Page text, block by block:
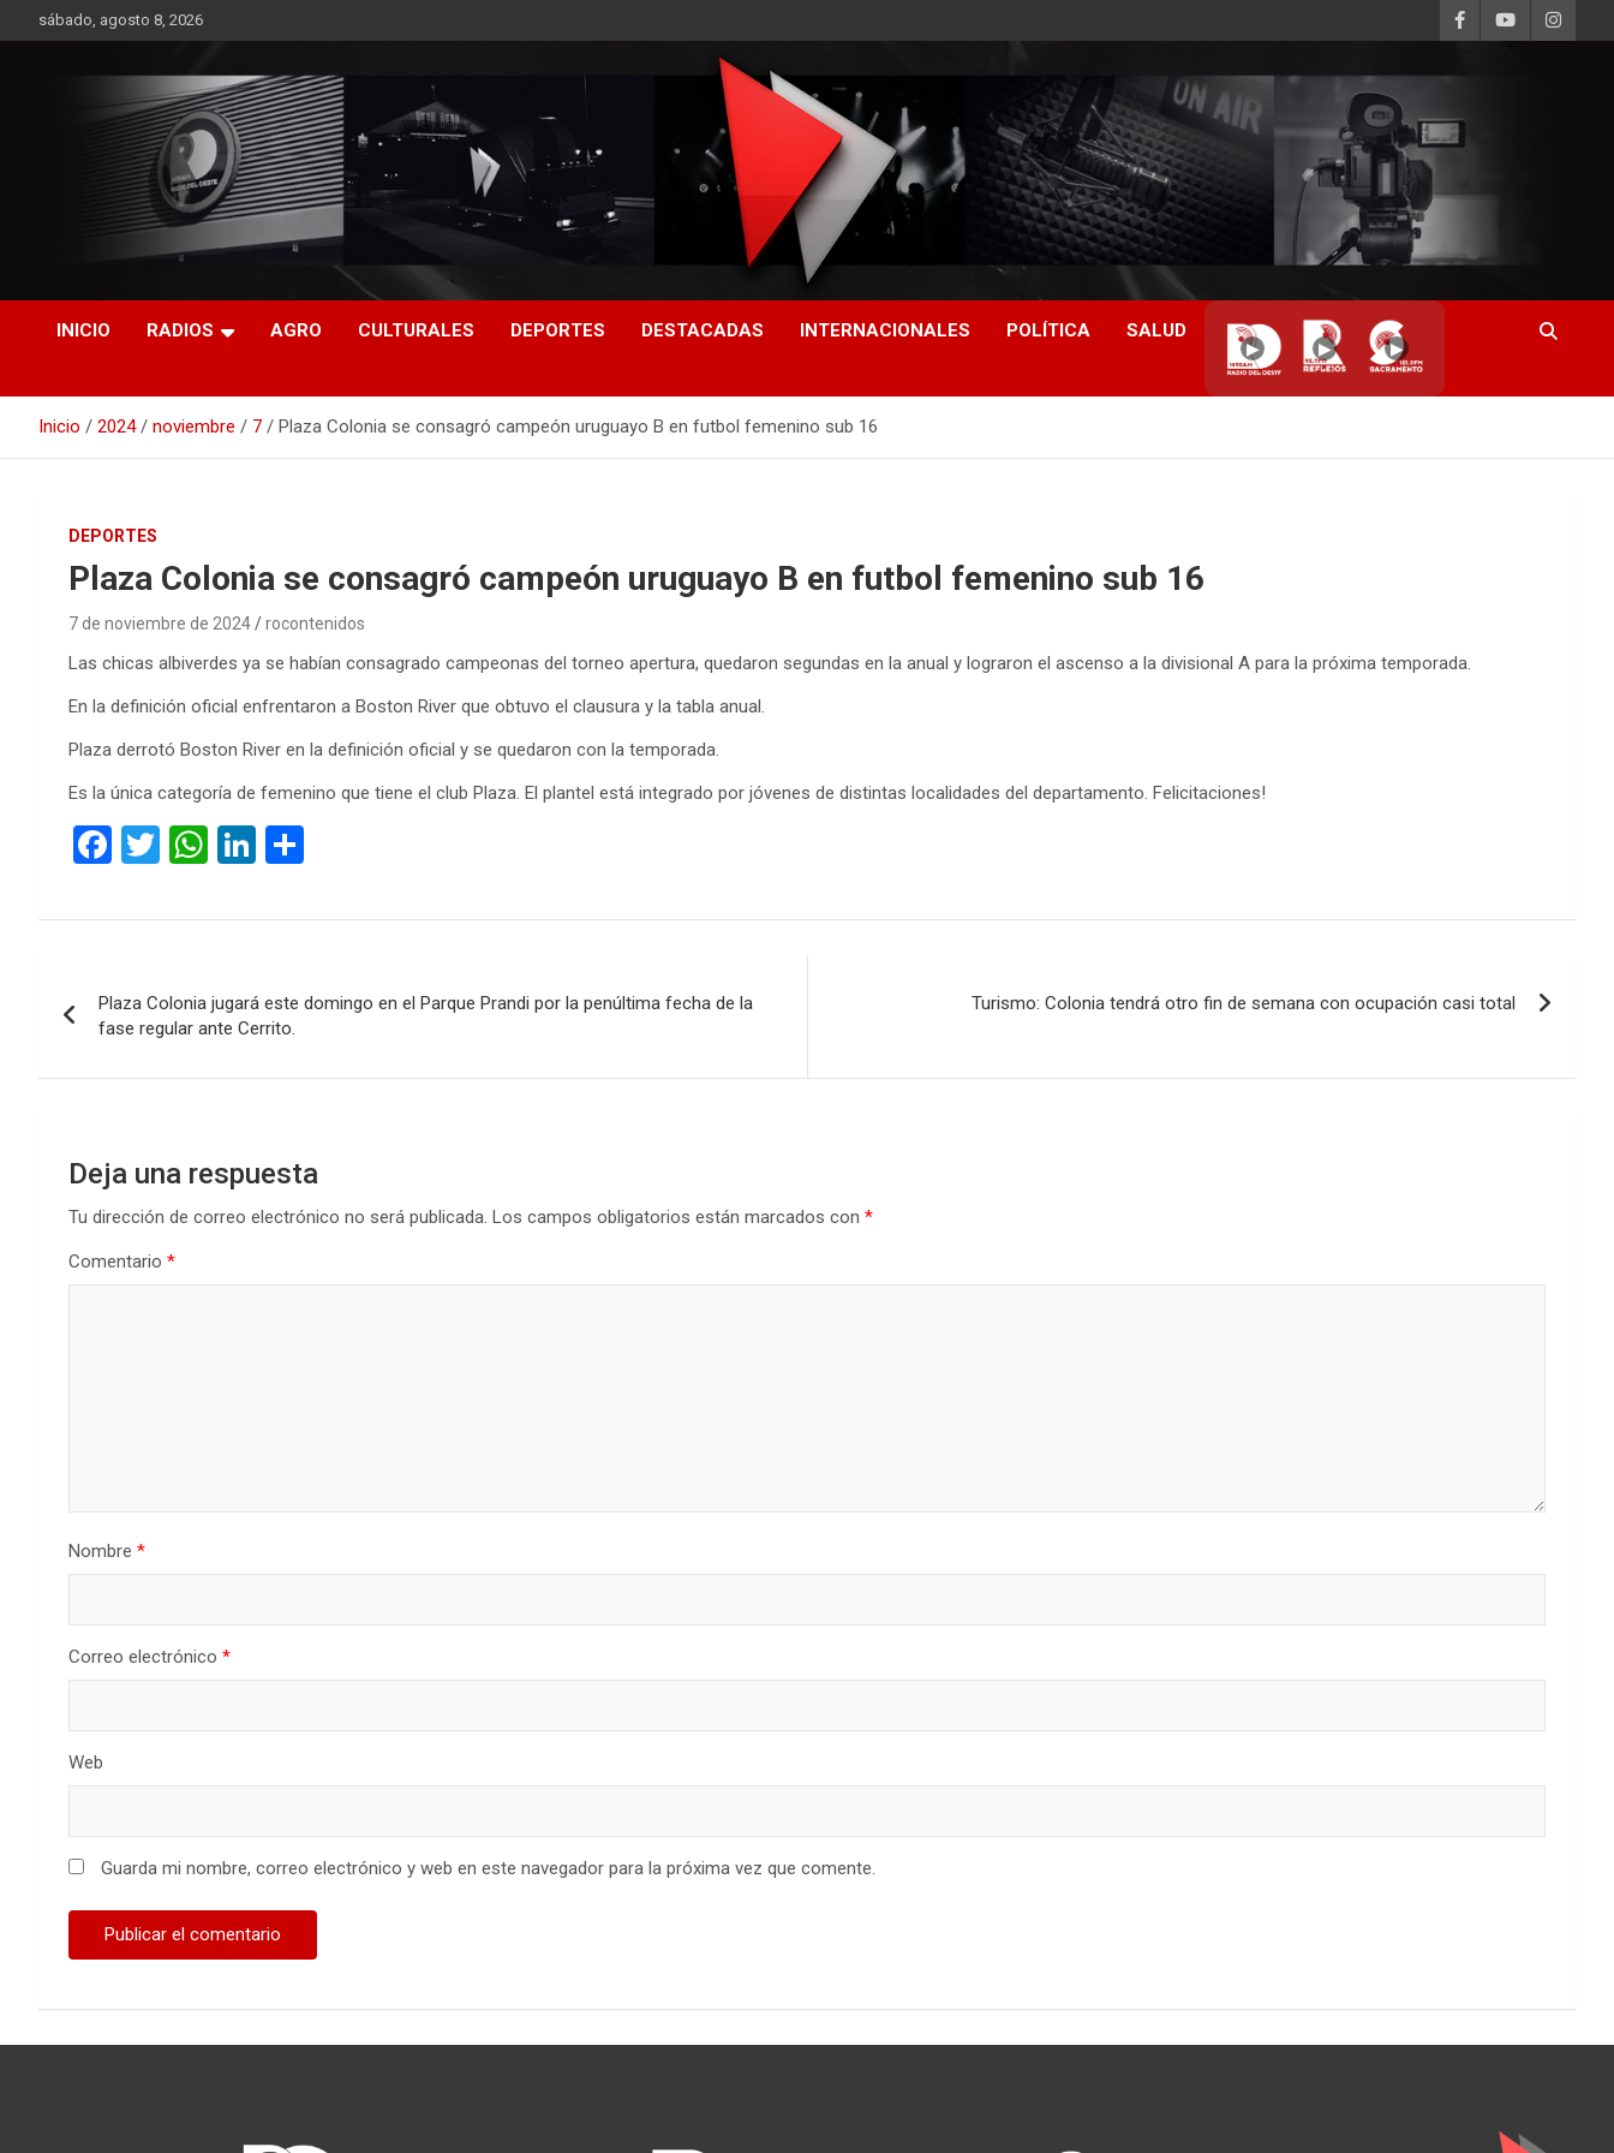
al
sábado, agosto 8, 2026
RO CONTENIDOS
INICIO RADIOS AGRO CULTURALES DEPORTES DESTACADAS INTERNACIONALES POLÍTICA SALUD
▶ ▶ ▶
Inicio 2024 noviembre 7 Plaza Colonia se consagró campeón uruguayo B en futbol femenino sub 16
DEPORTES
Plaza Colonia se consagró campeón uruguayo B en futbol femenino sub 16
7 de noviembre de 2024 rocontenidos
Las chicas albiverdes ya se habían consagrado campeonas del torneo apertura, quedaron segundas en la anual y lograron el ascenso a la divisional A para la próxima temporada.
En la definición oficial enfrentaron a Boston River que obtuvo el clausura y la tabla anual.
Plaza derrotó Boston River en la definición oficial y se quedaron con la temporada.
Es la única categoría de femenino que tiene el club Plaza. El plantel está integrado por jóvenes de distintas localidades del departamento. Felicitaciones!
F
ce
o
o
k
T
tt
W
at
A
p
p
Li
ke
n
m
ar
de
entradas
Plaza Colonia jugará este domingo en el Parque Prandi por la penúltima fecha de la
fase regular ante Cerrito.
Turismo: Colonia tendrá otro fin de semana con ocupación casi total
Deja una respuesta
Tu dirección de correo electrónico no será publicada. Los campos obligatorios están marcados con *
Comentario *
Nombre *
Correo electrónico *
Web
Guarda mi nombre, correo electrónico y web en este navegador para la próxima vez que comente.